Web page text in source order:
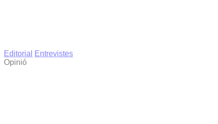
Editorial
Entrevistes
Opinió